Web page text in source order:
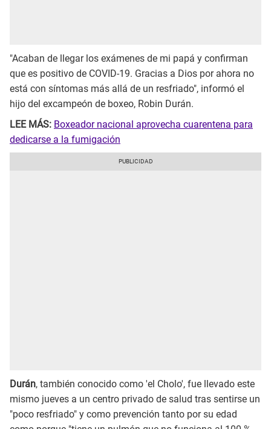
"Acaban de llegar los exámenes de mi papá y confirman
que es positivo de COVID-19. Gracias a Dios por ahora no
está con síntomas más allá de un resfriado", informó el
hijo del excampeón de boxeo, Robin Durán.
LEE MÁS: Boxeador nacional aprovecha cuarentena para
dedicarse a la fumigación
Durán, también conocido como 'el Cholo', fue llevado este
mismo jueves a un centro privado de salud tras sentirse un
"poco resfriado" y como prevención tanto por su edad